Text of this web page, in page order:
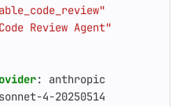
Review Agent"
:
anthropic
4-20250514